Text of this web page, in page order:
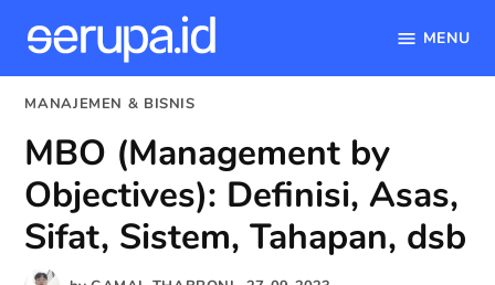
content
MENU
POSTED
MANAJEMEN & BISNIS
MBO (Management by
Objectives): Definisi, Asas,
Sifat, Sistem, Tahapan, dsb